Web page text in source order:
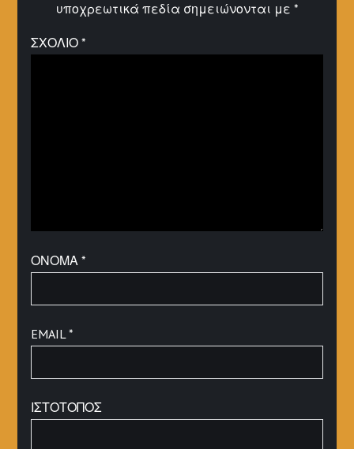
υποχρεωτικά πεδία σημειώνονται με *
ΣΧΌΛΙΟ *
ΌΝΟΜΑ *
EMAIL *
ΙΣΤΌΤΟΠΟΣ